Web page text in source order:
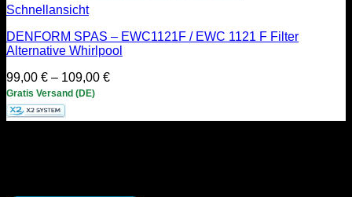
Schnellansicht
DENFORM SPAS – EWC1121F / EWC 1121 F Filter
Alternative Whirlpool
99,00 € – 109,00 €Preisspanne:
109,00 €
Gratis Versand (DE)